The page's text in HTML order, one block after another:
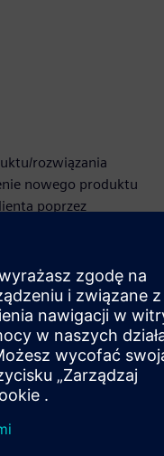
rozwiązania
nowego produktu
poprzez
oraz
o Siemens
Siemens